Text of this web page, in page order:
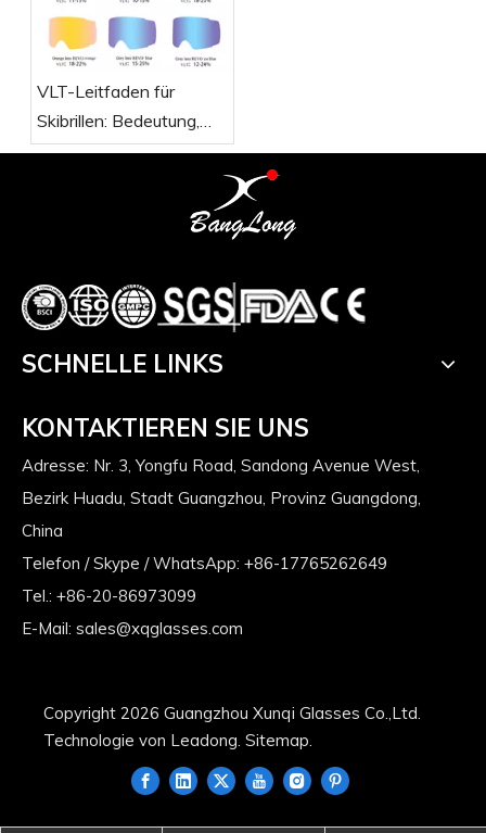
VLT-Leitfaden für
Skibrillen: Bedeutung,
Bedeutung und Auswahl
SCHNELLE LINKS
KONTAKTIEREN SIE UNS
Adresse: Nr. 3, Yongfu Road, Sandong Avenue West,
Bezirk Huadu, Stadt Guangzhou, Provinz Guangdong,
China
Telefon / Skype / WhatsApp: +86-17765262649
Tel.: +86-20-86973099
E-Mail: sales@xqglasses.com
Copyright 2026 Guangzhou Xunqi Glasses Co.,Ltd.
Technologie von Leadong. Sitemap.